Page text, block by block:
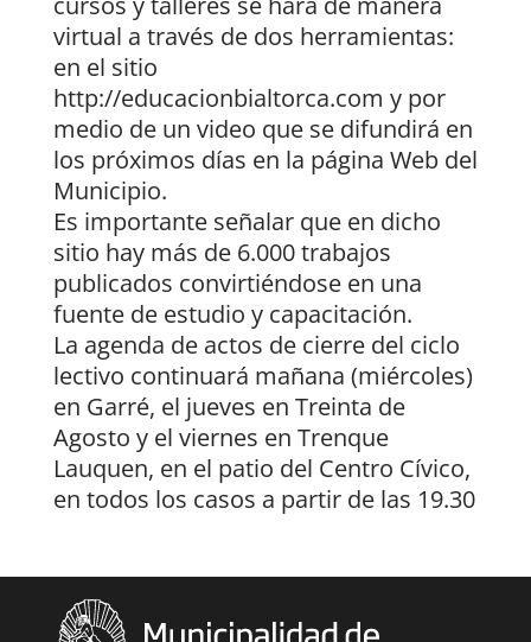
virtual a través de dos herramientas:
en el sitio
http://educacionbialtorca.com y por
medio de un video que se difundirá en
los próximos días en la página Web del
Municipio.
Es importante señalar que en dicho
sitio hay más de 6.000 trabajos
publicados convirtiéndose en una
fuente de estudio y capacitación.
La agenda de actos de cierre del ciclo
lectivo continuará mañana (miércoles)
en Garré, el jueves en Treinta de
Agosto y el viernes en Trenque
Lauquen, en el patio del Centro Cívico,
en todos los casos a partir de las 19.30